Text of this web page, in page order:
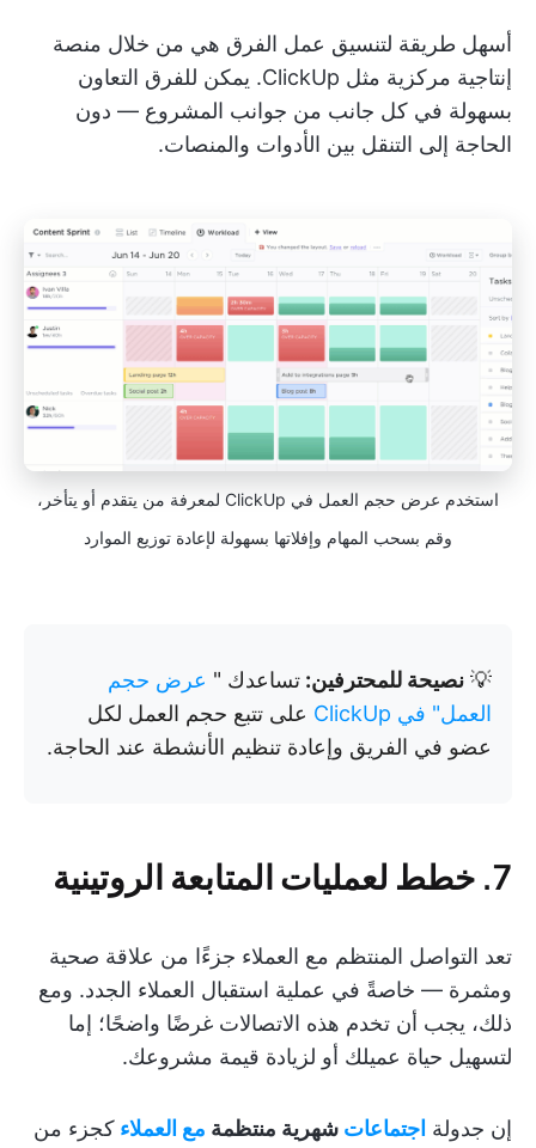
أسهل طريقة لتنسيق عمل الفرق هي من خلال منصة
إنتاجية مركزية مثل ClickUp. يمكن للفرق التعاون
بسهولة في كل جانب من جوانب المشروع — دون
الحاجة إلى التنقل بين الأدوات والمنصات.
استخدم عرض حجم العمل في ClickUp لمعرفة من يتقدم أو يتأخر،
وقم بسحب المهام وإفلاتها بسهولة لإعادة توزيع الموارد
💡 نصيحة للمحترفين: تساعدك " عرض حجم
العمل" في ClickUp
على تتبع حجم العمل لكل
عضو في الفريق وإعادة تنظيم الأنشطة عند الحاجة.
7. خطط لعمليات المتابعة الروتينية
تعد التواصل المنتظم مع العملاء جزءًا من علاقة صحية
ومثمرة — خاصةً في عملية استقبال العملاء الجدد. ومع
ذلك، يجب أن تخدم هذه الاتصالات غرضًا واضحًا؛ إما
لتسهيل حياة عميلك أو لزيادة قيمة مشروعك.
إن جدولة اجتماعات شهرية منتظمة مع العملاء كجزء من